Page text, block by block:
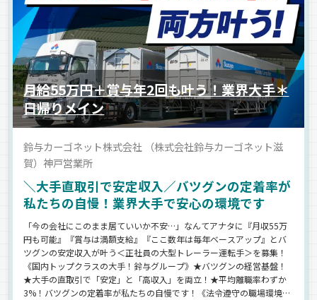
月給55万円＋賞与年2回も叶う！業界大手＊
日帰りメイン
鈴与カーゴネット株式会社 （株式会社鈴与カーゴネット滋
賀）神戸営業所
＼大手直取引で安定収入／バツグンの定着率が
私たちの自慢！業界大手で安心の環境です
「今の会社にこのまま居ていいか不安…」なんてアナタに『月収55万
円も可能』『賞与は満額支給』『ここ数年は毎年ベースアップ』とバ
ツグンの安定収入が叶う＜正社員の大型トレーラー運転手＞を募集！
《国内トップクラスの大手！鈴与グループ》★バツグンの経営基盤！
★大手の直取引で「安定」と「高収入」を両立！★平均離職率わずか
3%！バツグンの定着率が私たちの自慢です！《法令遵守の職場環境》